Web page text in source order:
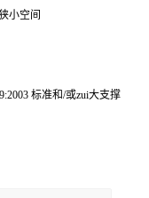
小空间
标准和/或zui大支撑